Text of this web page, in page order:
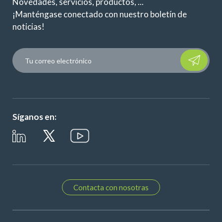
¡Manténgase conectado con nuestro boletín de
noticias!
Please
Síganos en:
Contacta con nosotras